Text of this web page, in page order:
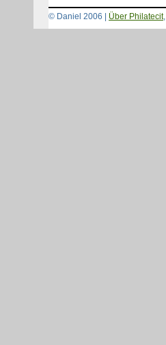
© Daniel 2006 | Über Philatecit,